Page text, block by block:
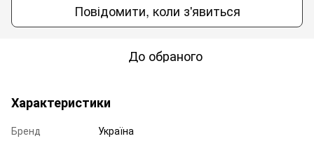
Повідомити, коли з'явиться
До обраного
Характеристики
Бренд
Україна